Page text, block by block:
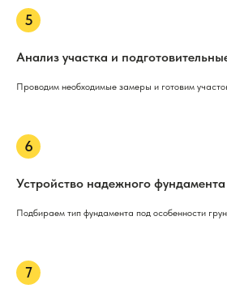
Анализ участка и
Проводим необходимые замеры и готовим
Устройство надежного фундамента
Подбираем тип фундамента под особенности